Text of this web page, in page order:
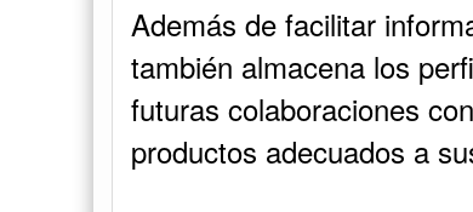
Además de facilitar
también almacena los
futuras colaboraciones
productos adecuados a